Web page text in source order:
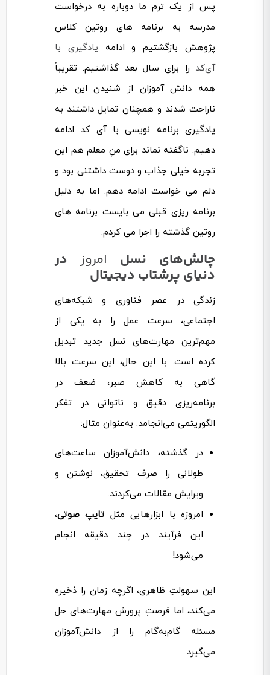
پس از یک ترم ما دوباره به درخواست
مدرسه به برنامه های روتین کلاس
پژوهش بازگشتیم و ادامه یادگیری با
آی‌کد را برای سال بعد گذاشتیم. تقریباً
همه دانش آموزان از شنیدن این خبر
ناراحت شدند و همچنان تمایل داشتند به
یادگیری برنامه نویسی با آی کد ادامه
دهیم. ناگفته نماند برای منِ معلم هم این
تجربه خیلی جذاب و دوست داشتنی بود و
دلم می خواست ادامه دهم. اما به دلیل
برنامه ریزی قبلی می بایست برنامه های
روتین گذشته را اجرا می کردم.
چالش‌های نسل امروزدر
دنیای پرشتاب دیجیتال
زندگی در عصر فناوری و شبکه‌های
اجتماعی، سرعت عمل را به یکی از
مهم‌ترین مهارت‌های نسل جدید تبدیل
کرده است. با این حال، این سرعت بالا
گاهی به کاهش صبر، ضعف در
برنامه‌ریزی دقیق و ناتوانی در تفکر
الگوریتمی می‌انجامد. به‌عنوان مثال:
در گذشته، دانش‌آموزان ساعت‌های
طولانی را صرف تحقیق، نوشتن و
ویرایش مقالات می‌کردند.
امروزه با ابزارهایی مثل تایپ صوتی،
این فرآیند در چند دقیقه انجام
می‌شود!
این سهولتِ ظاهری، اگرچه زمان را ذخیره
می‌کند، اما فرصتِ پرورش مهارت‌های حل
مسئله گام‌به‌گام را از دانش‌آموزان
می‌گیرد.